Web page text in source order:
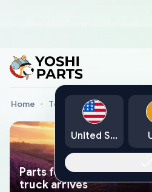
Home Toyota Genuine Parts
Parts found faster than
truck arrives
United States